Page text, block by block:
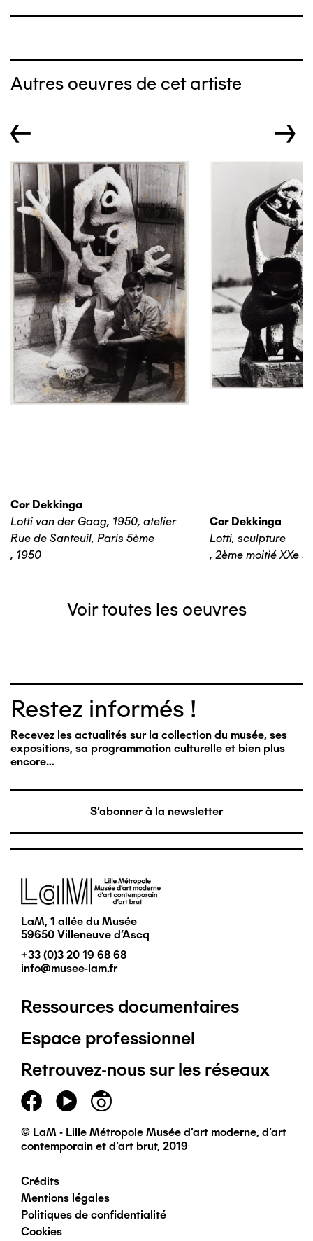
Autres oeuvres de cet artiste
← →
Cor Dekkinga
Lotti van der Gaag, 1950, atelier
Rue de Santeuil, Paris 5ème
, 1950
Cor Dekkinga
Lotti, sculpture
, 2ème moitié XXe
Voir toutes les oeuvres
Restez informés !
Recevez les actualités sur la collection du musée, ses
expositions, sa programmation culturelle et bien plus
encore…
S'abonner à la newsletter
Image
LaM, 1 allée du Musée
59650 Villeneuve d'Ascq
+33 (0)3 20 19 68 68
info@musee-lam.fr
Pied
de
page
principal
Ressources documentaires
Espace professionnel
Retrouvez-nous sur les réseaux
© LaM - Lille Métropole Musée d'art moderne, d'art
contemporain et d'art brut, 2019
Pied
de
Crédits
Mentions légales
Politiques de confidentialité
Cookies